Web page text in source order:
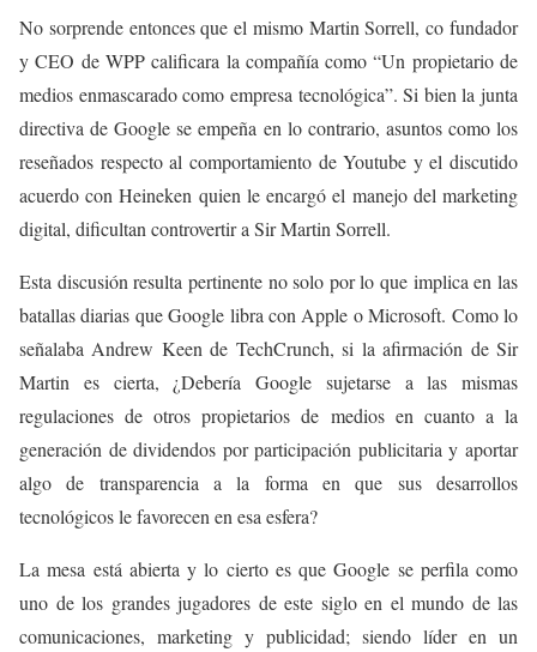
No sorprende entonces que el mismo Martin Sorrell, co fundador
y CEO de WPP calificara la compañía como “Un propietario de
medios enmascarado como empresa tecnológica”. Si bien la junta
directiva de Google se empeña en lo contrario, asuntos como los
reseñados respecto al comportamiento de Youtube y el discutido
acuerdo con Heineken quien le encargó el manejo del marketing
digital, dificultan controvertir a Sir Martin Sorrell.
Esta discusión resulta pertinente no solo por lo que implica en las
batallas diarias que Google libra con Apple o Microsoft. Como lo
señalaba Andrew Keen de TechCrunch, si la afirmación de Sir
Martin es cierta, ¿Debería Google sujetarse a las mismas
regulaciones de otros propietarios de medios en cuanto a la
generación de dividendos por participación publicitaria y aportar
algo de transparencia a la forma en que sus desarrollos
tecnológicos le favorecen en esa esfera?
La mesa está abierta y lo cierto es que Google se perfila como
uno de los grandes jugadores de este siglo en el mundo de las
comunicaciones, marketing y publicidad; siendo líder en un